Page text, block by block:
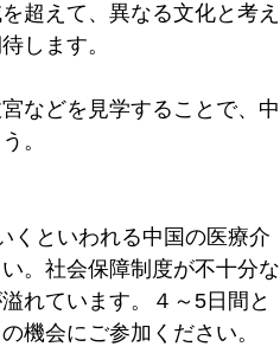
超えて、異なる文化と考え
します。
などを見学することで、中
。
くといわれる中国の医療介
。社会保障制度が不十分な
れています。４～5日間と
機会にご参加ください。